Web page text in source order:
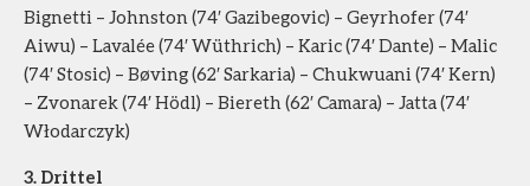
Bignetti – Johnston (74′ Gazibegovic) – Geyrhofer (74′
Aiwu) – Lavalée (74′ Wüthrich) – Karic (74′ Dante) – Malic
(74′ Stosic) – Bøving (62′ Sarkaria) – Chukwuani (74′ Kern)
– Zvonarek (74′ Hödl) – Biereth (62′ Camara) – Jatta (74′
Włodarczyk)
3. Drittel